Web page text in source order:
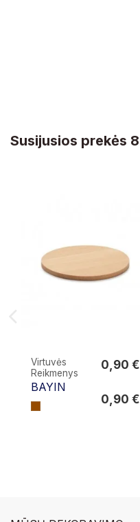
Susijusios prekės 8
Virtuvės
Reikmenys
BAYIN
0,90 €
0,90 €